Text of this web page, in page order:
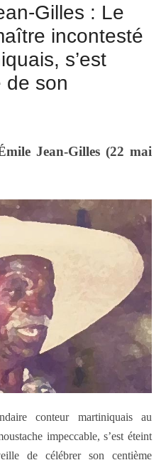
Gilles : Le
incontesté
s’est
de son
Jean-Gilles (22 mai
conteur martiniquais au
impeccable, s’est éteint
de célébrer son centième